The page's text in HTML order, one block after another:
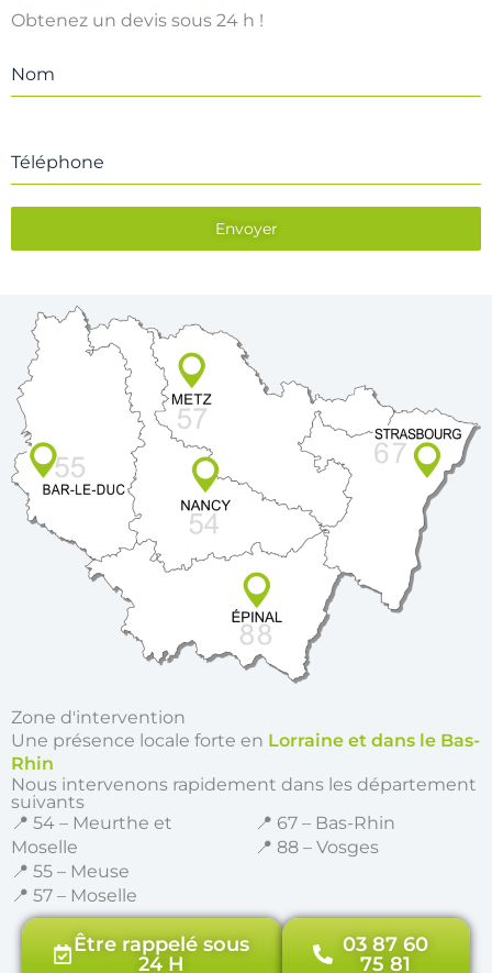
Obtenez un devis sous 24 h !
Nom
Téléphone
Envoyer
Zone d'intervention
Une présence locale forte en Lorraine et dans le Bas-
Rhin
Nous intervenons rapidement dans les département
suivants
📍 54 – Meurthe et
Moselle
📍 55 – Meuse
📍 57 – Moselle
📍 67 – Bas-Rhin
📍 88 – Vosges
Être rappelé sous
24 H
03 87 60
75 81